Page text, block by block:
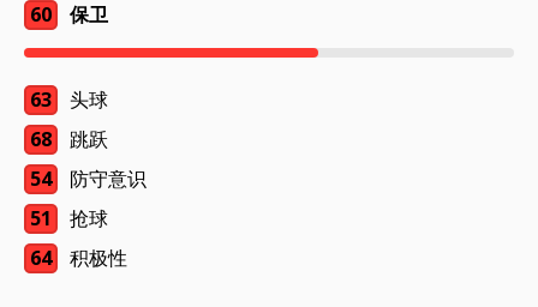
60 保卫
63
头球
68
跳跃
54
防守意识
51
抢球
64
积极性